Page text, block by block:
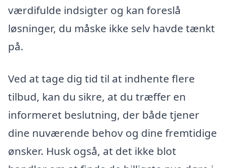
værdifulde indsigter og kan foreslå
løsninger, du måske ikke selv havde tænkt
på.
Ved at tage dig tid til at indhente flere
tilbud, kan du sikre, at du træffer en
informeret beslutning, der både tjener
dine nuværende behov og dine fremtidige
ønsker. Husk også, at det ikke blot